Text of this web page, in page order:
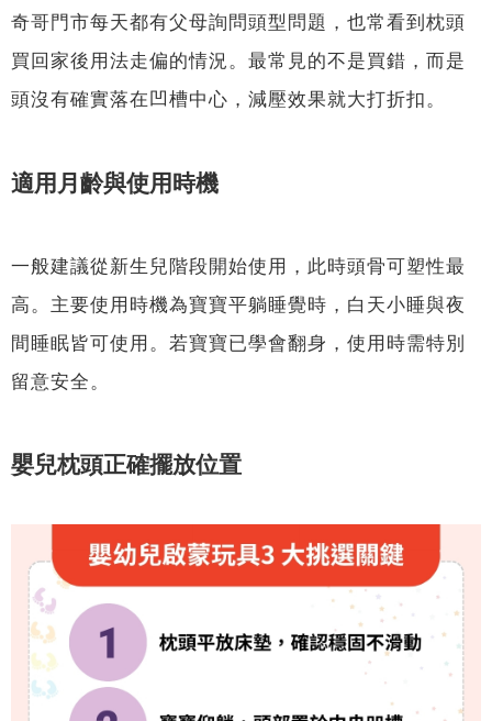
奇哥門市每天都有父母詢問頭型問題，也常看到枕頭
買回家後用法走偏的情況。最常見的不是買錯，而是
頭沒有確實落在凹槽中心，減壓效果就大打折扣。
適用月齡與使用時機
一般建議從新生兒階段開始使用，此時頭骨可塑性最
高。主要使用時機為寶寶平躺睡覺時，白天小睡與夜
間睡眠皆可使用。若寶寶已學會翻身，使用時需特別
留意安全。
嬰兒枕頭正確擺放位置